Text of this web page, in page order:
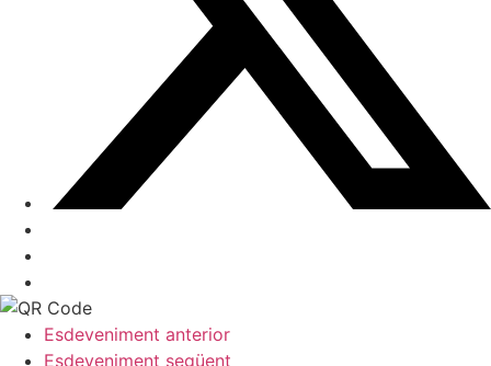
Esdeveniment anterior
Esdeveniment següent